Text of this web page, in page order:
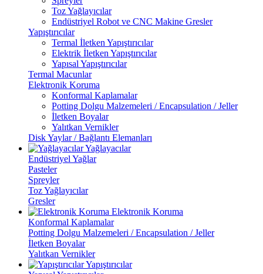
Toz Yağlayıcılar
Endüstriyel Robot ve CNC Makine Gresler
Yapıştırıcılar
Termal İletken Yapıştırıcılar
Elektrik İletken Yapıştırıcılar
Yapısal Yapıştırıcılar
Termal Macunlar
Elektronik Koruma
Konformal Kaplamalar
Potting Dolgu Malzemeleri / Encapsulation / Jeller
İletken Boyalar
Yalıtkan Vernikler
Disk Yaylar / Bağlantı Elemanları
Yağlayacılar
Endüstriyel Yağlar
Pasteler
Spreyler
Toz Yağlayıcılar
Gresler
Elektronik Koruma
Konformal Kaplamalar
Potting Dolgu Malzemeleri / Encapsulation / Jeller
İletken Boyalar
Yalıtkan Vernikler
Yapıştırıcılar